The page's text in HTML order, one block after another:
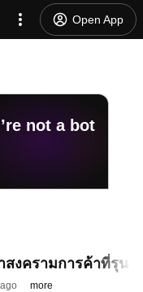
Open App
not a bot
งครามการค้าที่รุนแ
more